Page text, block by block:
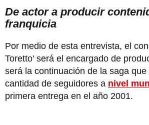
De actor a producir
franquicia
Por medio de esta entrevista, el
Toretto' será el encargado de
será la continuación de la saga que
cantidad de seguidores a nivel
primera entrega en el año 2001.